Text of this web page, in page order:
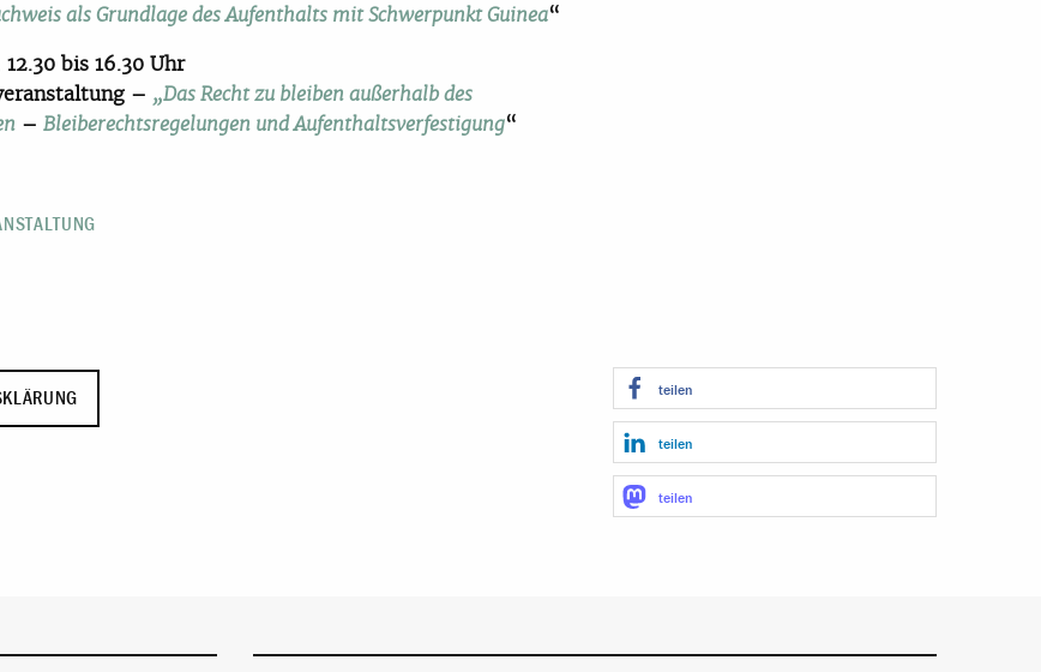
als Grundlage des Aufenthalts mitSchwerpunkt Guinea“
12.30 bis 16.30 Uhr
– „Das Recht zu bleiben außerhalb des
– Bleiberechtsregelungen und Aufenthaltsverfestigung“
teilen
teilen
teilen